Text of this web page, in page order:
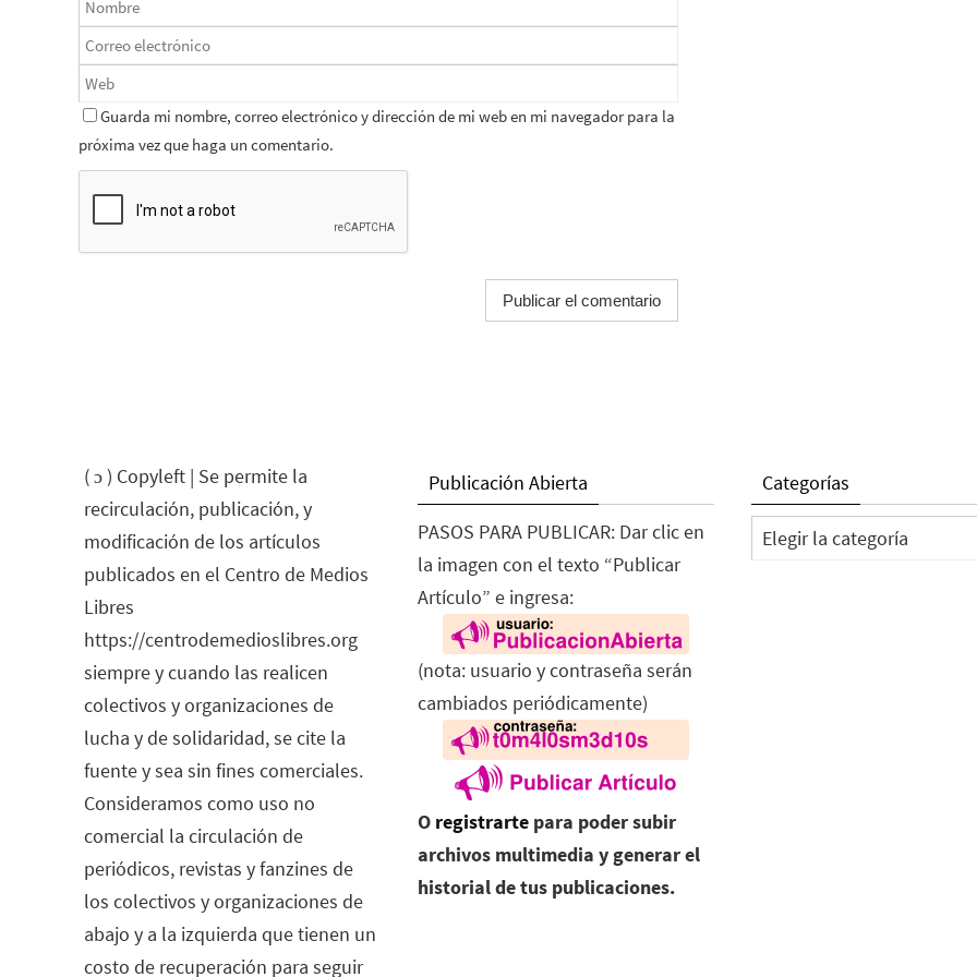
Guarda mi nombre, correo electrónico y dirección de mi web en mi navegador para la
próxima vez que haga un comentario.
( ɔ ) Copyleft | Se permite la
recirculación, publicación, y
modificación de los artículos
publicados en el Centro de Medios
Libres
https://centrodemedioslibres.org
siempre y cuando las realicen
colectivos y organizaciones de
lucha y de solidaridad, se cite la
fuente y sea sin fines comerciales.
Consideramos como uso no
comercial la circulación de
periódicos, revistas y fanzines de
los colectivos y organizaciones de
abajo y a la izquierda que tienen un
costo de recuperación para seguir
Publicación Abierta
PASOS PARA PUBLICAR: Dar clic en
la imagen con el texto “Publicar
Artículo” e ingresa:
(nota: usuario y contraseña serán
cambiados periódicamente)
O registrarte para poder subir
archivos multimedia y generar el
historial de tus publicaciones.
Categorías
Categorías